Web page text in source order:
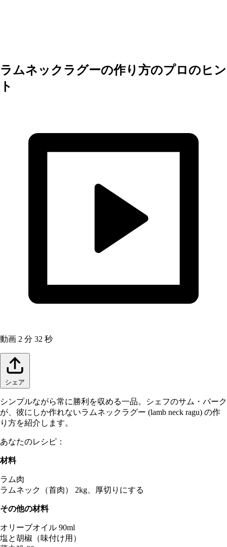
ラムネックラグーの作り方のプロのヒン
ト
動画 2 分 32 秒
シェア
シンプルながら常に勝利を収める一品。シェフのサム・バーク
が、彼にしか作れないラムネックラグー (lamb neck ragu) の作
り方を紹介します。
あなたのレシピ：
材料
ラム肉
ラムネック（首肉） 2kg、厚切りにする
その他の材料
オリーブオイル 90ml
塩と胡椒（味付け用）